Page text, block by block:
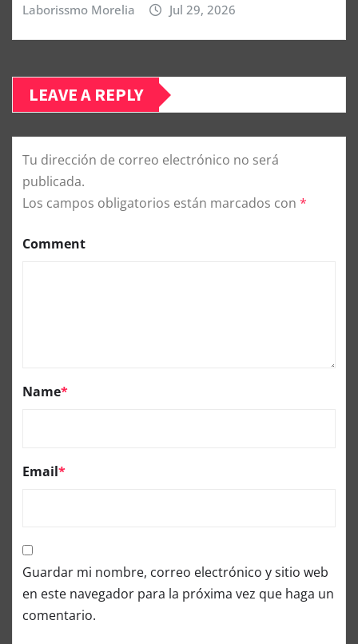
Laborissmo Morelia Jul 29, 2026
LEAVE A REPLY
Tu dirección de correo electrónico no será
publicada.
Los campos obligatorios están marcados con *
Comment
Name*
Email*
Guardar mi nombre, correo electrónico y sitio web
en este navegador para la próxima vez que haga un
comentario.